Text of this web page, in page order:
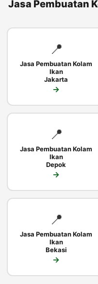
Jasa Pembuatan
📍
Jasa Pembuatan Kolam
Ikan
Jakarta
→
📍
Jasa Pembuatan Kolam
Ikan
Depok
→
📍
Jasa Pembuatan Kolam
Ikan
Bekasi
→